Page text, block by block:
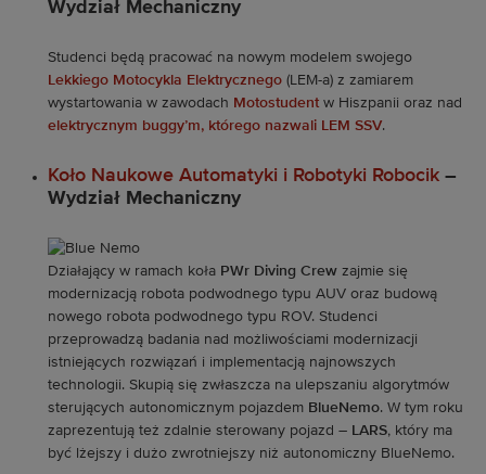
Wydział Mechaniczny
Studenci będą pracować na nowym modelem swojego
Lekkiego Motocykla Elektrycznego (LEM-a) z zamiarem
wystartowania w zawodach Motostudent w Hiszpanii oraz nad
elektrycznym buggy’m, którego nazwali LEM SSV.
Koło Naukowe Automatyki i Robotyki Robocik –
Wydział Mechaniczny
Działający w ramach koła PWr Diving Crew zajmie się
modernizacją robota podwodnego typu AUV oraz budową
nowego robota podwodnego typu ROV. Studenci
przeprowadzą badania nad możliwościami modernizacji
istniejących rozwiązań i implementacją najnowszych
technologii. Skupią się zwłaszcza na ulepszaniu algorytmów
sterujących autonomicznym pojazdem BlueNemo. W tym roku
zaprezentują też zdalnie sterowany pojazd – LARS, który ma
być lżejszy i dużo zwrotniejszy niż autonomiczny BlueNemo.